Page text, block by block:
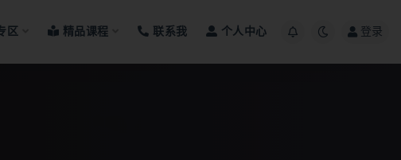
区 精品课程 联系我 个人中心 登录